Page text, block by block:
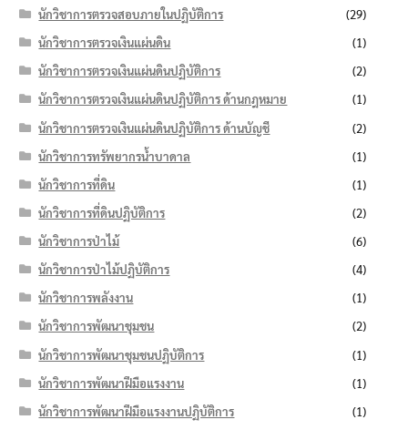
นักวิชาการตรวจสอบภายในปฏิบัติการ
(29)
นักวิชาการตรวจเงินแผ่นดิน
(1)
นักวิชาการตรวจเงินแผ่นดินปฏิบัติการ
(2)
นักวิชาการตรวจเงินแผ่นดินปฏิบัติการ ด้านกฎหมาย
(1)
นักวิชาการตรวจเงินแผ่นดินปฏิบัติการ ด้านบัญชี
(2)
นักวิชาการทรัพยากรน้ำบาดาล
(1)
นักวิชาการที่ดิน
(1)
นักวิชาการที่ดินปฏิบัติการ
(2)
นักวิชาการป่าไม้
(6)
นักวิชาการป่าไม้ปฏิบัติการ
(4)
นักวิชาการพลังงาน
(1)
นักวิชาการพัฒนาชุมชน
(2)
นักวิชาการพัฒนาชุมชนปฏิบัติการ
(1)
นักวิชาการพัฒนาฝีมือแรงงาน
(1)
นักวิชาการพัฒนาฝีมือแรงงานปฏิบัติการ
(1)